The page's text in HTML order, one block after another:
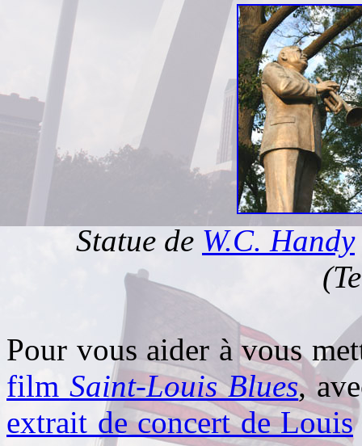
Statue de W.C. Handy
Pour vous aider à vous
filmSaint-Louis Blues,
extrait de concert de Louis